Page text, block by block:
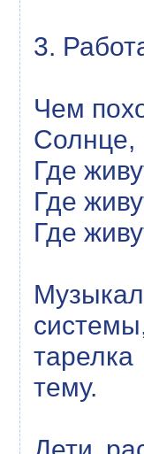
3.
Чем
Солнце,
Где
Где
Где
тему.